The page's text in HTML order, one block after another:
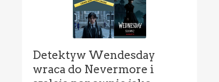
Detektyw Wendesday
wraca do Nevermore i